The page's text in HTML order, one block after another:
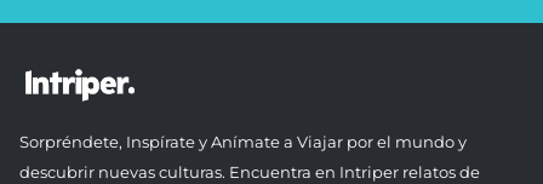
Sorpréndete, Inspírate y Anímate a Viajar por el mundo y
descubrir nuevas culturas. Encuentra en Intriper relatos de